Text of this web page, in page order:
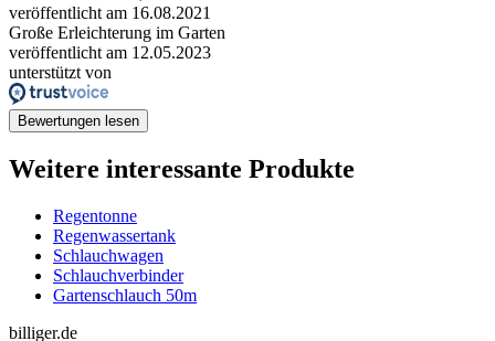
veröffentlicht am 16.08.2021
Große Erleichterung im Garten
veröffentlicht am 12.05.2023
unterstützt von
Bewertungen lesen
Weitere interessante Produkte
Regentonne
Regenwassertank
Schlauchwagen
Schlauchverbinder
Gartenschlauch 50m
billiger.de